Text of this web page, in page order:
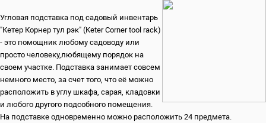
Угловая подставка под садовый инвентарь
"Кетер Корнер тул рэк" (Keter Corner tool rack)
- это помощник любому садоводу или
просто человеку,любящему порядок на
своем участке. Подставка занимает совсем
немного место, за счет того, что её можно
расположить в углу шкафа, сарая, кладовки
и любого другого подсобного помещения.
На подставке одновременно можно расположить 24 предмета.